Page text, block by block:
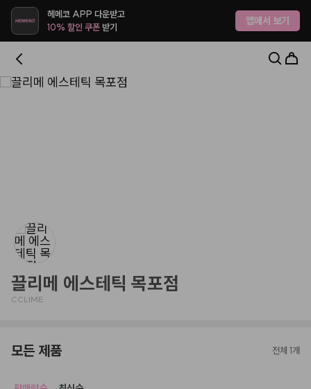
헤메코 APP 다운받고
10% 할인 쿠폰받기 앱에서 보기
끌리메 에스테틱 목포점
CCLIME
모든 제품 전체 1개
헤메코랩 - 하나만 사도 어디로든 무료배송